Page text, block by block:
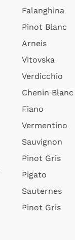
Falanghina
Pinot Blanc
Arneis
Vitovska
Verdicchio
Chenin Blanc
Fiano
Vermentino
Sauvignon
Pinot Gris
Pigato
Sauternes
Pinot Gris